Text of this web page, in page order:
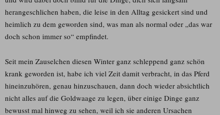
herangeschlichen haben, die leise in den Alltag gesickert sind und
heimlich zu dem geworden sind, was man als normal oder „das war
doch schon immer so“ empfindet.
Seit mein Zauselchen diesen Winter ganz schleppend ganz schön
krank geworden ist, habe ich viel Zeit damit verbracht, in das Pferd
hineinzuhören, genau hinzuschauen, dann doch wieder absichtlich
nicht alles auf die Goldwaage zu legen, über einige Dinge ganz
bewusst mal hinweg zu sehen, weil ich sie anderen Ursachen